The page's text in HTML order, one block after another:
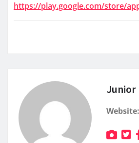
https://play.google.com/store/
Junior
Website: